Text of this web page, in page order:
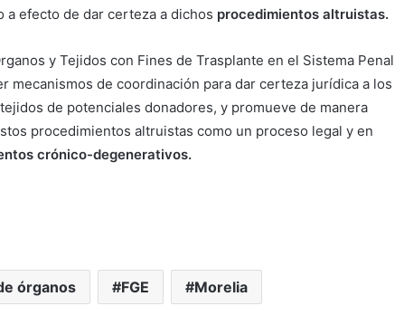
efecto de dar certeza a dichos procedimientos altruistas.
y Tejidos con Fines de Trasplante en el Sistema Penal
mecanismos de coordinación para dar certeza jurídica a los
de potenciales donadores, y promueve de manera
procedimientos altruistas como un proceso legal y en
crónico-degenerativos.
órganos FGE Morelia